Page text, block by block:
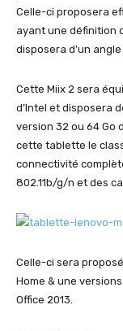
Celle-ci proposera
ayant une définition
disposera d’un
Cette Miix 2 sera
d’Intel et disposera
version 32 ou 64 Go
cette tablette le
connectivité
802.11b/g/n et des
Celle-ci sera
Home & une
Office 2013.